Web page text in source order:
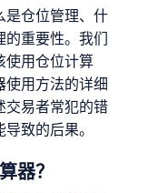
是仓位管理、什
的重要性。我们
使用仓位计算
用方法的详细
交易者常犯的错
致的后果。
器？